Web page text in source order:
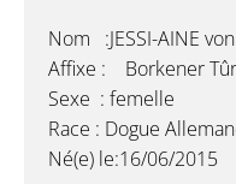
Nom :JESSI-AINE
Affixe : Borkener
Sexe : femelle
Race : Dogue
Né(e) le:16/06/2015